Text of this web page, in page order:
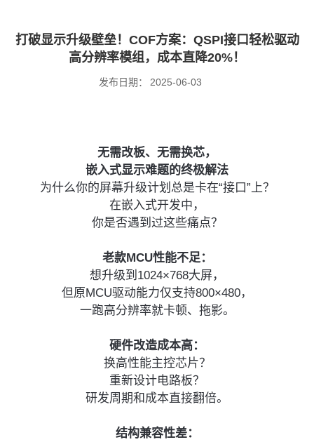
打破显示升级壁垒！COF方案：QSPI接口轻松驱动
高分辨率模组，成本直降20%！
发布日期： 2025-06-03
无需改板、无需换芯，
嵌入式显示难题的终极解法
为什么你的屏幕升级计划总是卡在“接口”上？
在嵌入式开发中，
你是否遇到过这些痛点？
老款MCU性能不足：
想升级到1024×768大屏，
但原MCU驱动能力仅支持800×480，
一跑高分辨率就卡顿、拖影。
硬件改造成本高：
换高性能主控芯片？
重新设计电路板？
研发周期和成本直接翻倍。
结构兼容性差：